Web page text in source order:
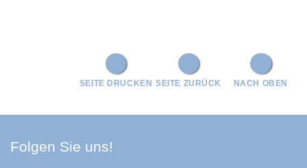
NACH OBEN
SEITE ZURÜCK
SEITE DRUCKEN
Folgen Sie uns!